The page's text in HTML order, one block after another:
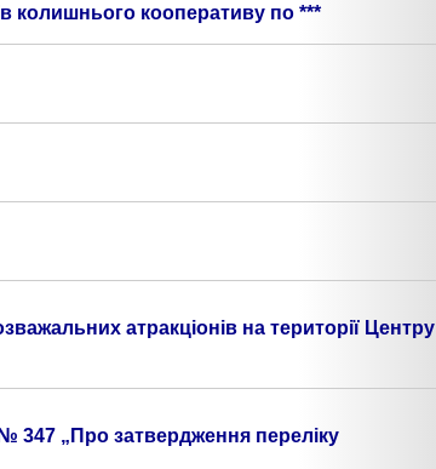
колишнього кооперативу по ***
атракціонів на території Центру
347 „Про затвердження переліку